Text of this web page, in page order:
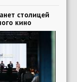
столицей
кино